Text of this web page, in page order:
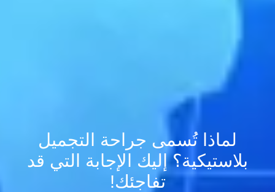
لماذا تُسمى جراحة التجميل
بلاستيكية؟ إليك الإجابة التي قد
تفاجئك!